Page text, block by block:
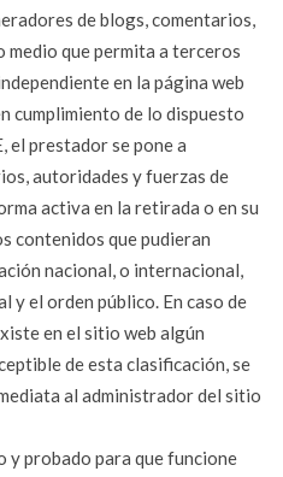
de blogs, comentarios,
que permita a terceros
en la página web
cumplimiento de lo dispuesto
el prestador se pone a
autoridades y fuerzas de
activa en la retirada o en su
contenidos que pudieran
nacional, o internacional,
y el orden público. En caso de
en el sitio web algún
de esta clasificación, se
al administrador del sitio
y probado para que funcione